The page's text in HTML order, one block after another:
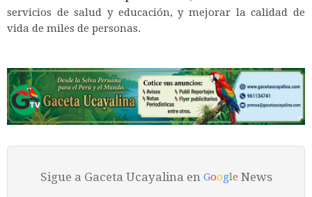
servicios de salud y educación, y mejorar la calidad de
vida de miles de personas.
Sigue a Gaceta Ucayalina en Google News